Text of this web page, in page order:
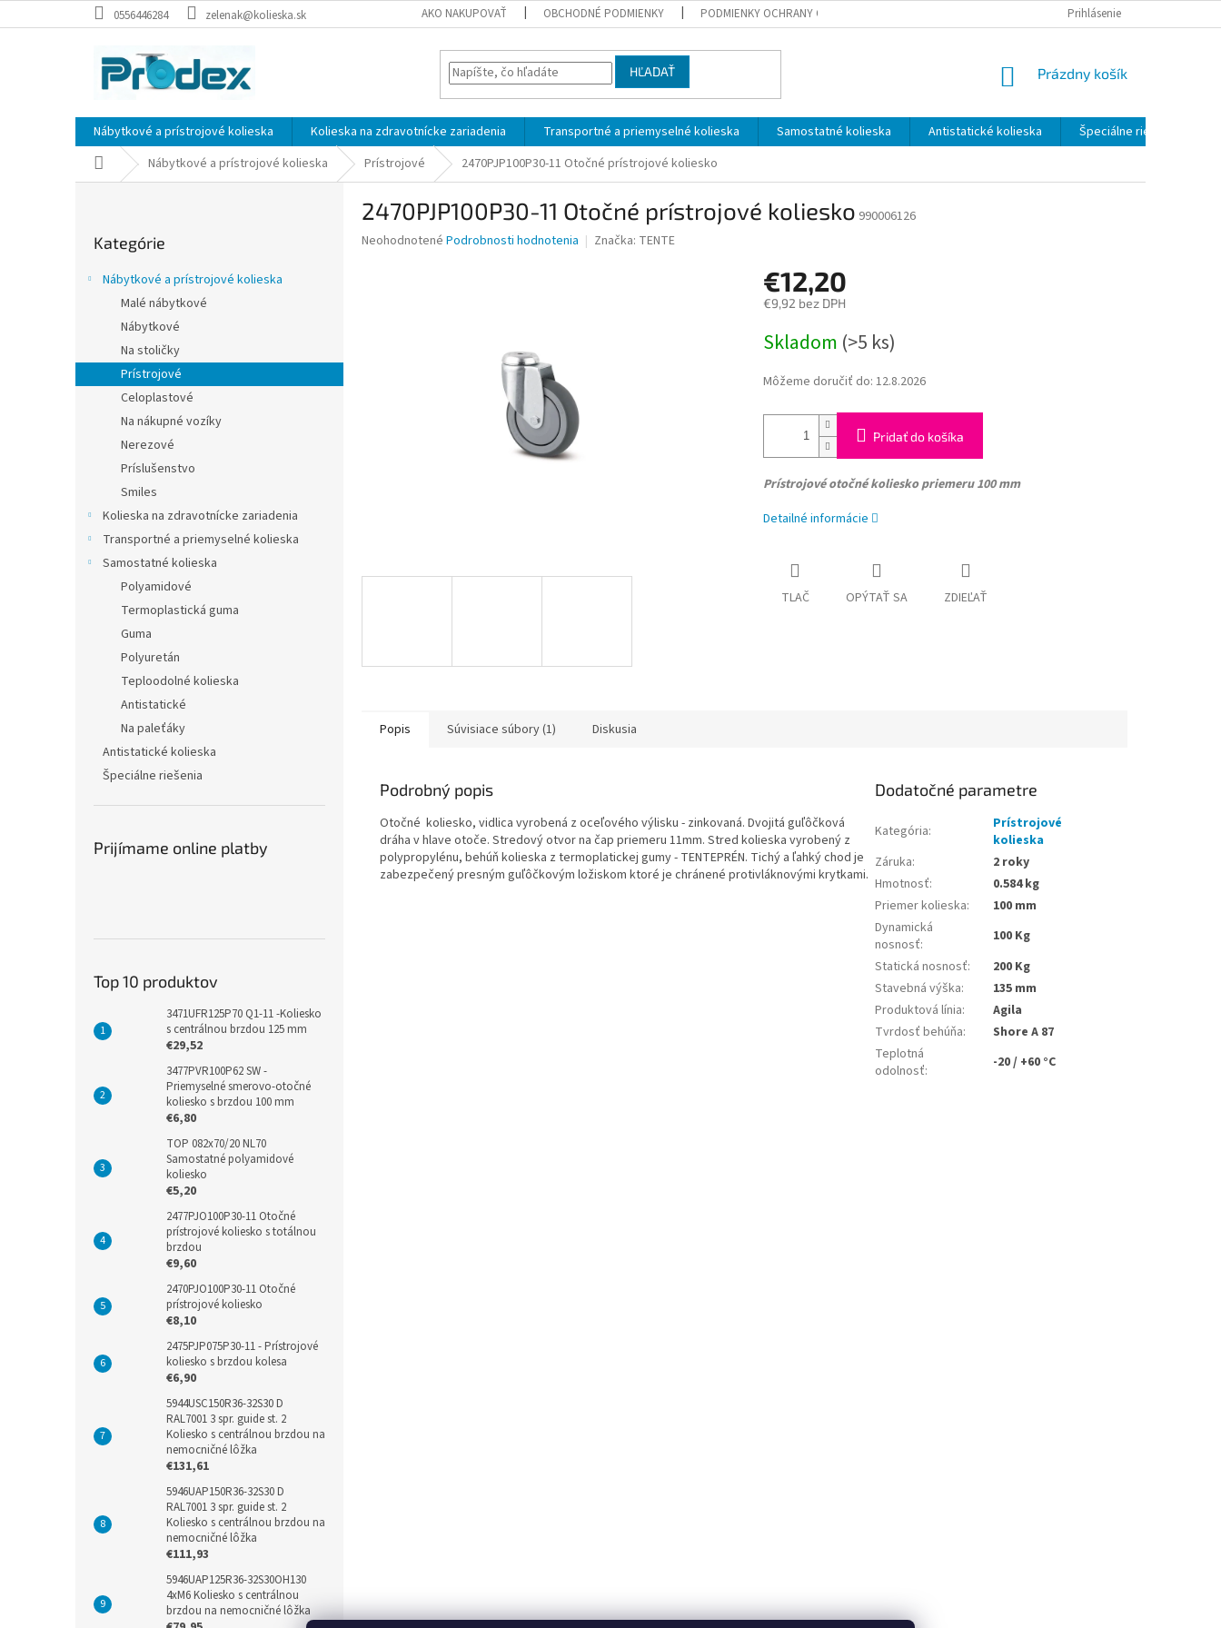
na
0556446284 zelenak@kolieska.sk AKO NAKUPOVAŤ OBCHODNÉ PODMIENKY PODMIENKY OCHRANY OSOBNÝCH ÚDAJOV ODSTÚPENIE OD ZMLUVY - FORMULÁR
Prihlásenie
HĽADAŤ
NÁKUPNÝ
Prázdny košík
Nábytkové a prístrojové kolieska Kolieska na zdravotnícke zariadenia Transportné a priemyselné kolieska Samostatné kolieska Antistatické kolieska Špeciálne riešenia
DomovNábytkové a prístrojové kolieska Prístrojové 2470PJP100P30-11 Otočné prístrojové koliesko
kategórie
Kategórie
Nábytkové a prístrojové kolieska
Malé nábytkové
Nábytkové
Na stoličky
Prístrojové
Celoplastové
Na nákupné vozíky
Nerezové
Príslušenstvo
Smiles
Kolieska na zdravotnícke zariadenia
Transportné a priemyselné kolieska
Samostatné kolieska
Polyamidové
Termoplastická guma
Guma
Polyuretán
Teploodolné kolieska
Antistatické
Na paleťáky
Antistatické kolieska
Špeciálne riešenia
Prijímame online platby
Top 10 produktov
3471UFR125P70 Q1-11 -Koliesko
s centrálnou brzdou 125 mm
€29,52
3477PVR100P62 SW -
Priemyselné smerovo-otočné
koliesko s brzdou 100 mm
€6,80
TOP 082x70/20 NL70
Samostatné polyamidové
koliesko
€5,20
2477PJO100P30-11 Otočné
prístrojové koliesko s totálnou
brzdou
€9,60
2470PJO100P30-11 Otočné
prístrojové koliesko
€8,10
2475PJP075P30-11 - Prístrojové
koliesko s brzdou kolesa
€6,90
5944USC150R36-32S30 D
RAL7001 3 spr. guide st. 2
Koliesko s centrálnou brzdou na
nemocničné lôžka
€131,61
5946UAP150R36-32S30 D
RAL7001 3 spr. guide st. 2
Koliesko s centrálnou brzdou na
nemocničné lôžka
€111,93
5946UAP125R36-32S30OH130
4xM6 Koliesko s centrálnou
brzdou na nemocničné lôžka
2470PJP100P30-11 Otočné prístrojové koliesko 990006126
Priemerné
Neohodnotené Podrobnosti hodnotenia Značka: TENTE
€12,20
€9,92 bez DPH
cena:
Skladom (>5 ks)
Môžeme doručiť do: 12.8.2026
Pridať do košíka
Prístrojové otočné kolieskopriemeru 100 mm
Detailné informácie
TLAČ OPÝTAŤ SA ZDIEĽAŤ
Popis Súvisiace súbory (1) Diskusia
Podrobný popis
Otočné koliesko, vidlica vyrobená z oceľového výlisku - zinkovaná. Dvojitá guľôčková
dráha v hlave otoče. Stredový otvor na čap priemeru 11mm. Stred kolieska vyrobený z
polypropylénu, behúň kolieska z termoplatickej gumy - TENTEPRÉN. Tichý a ľahký chod je
zabezpečený presným guľôčkovým ložiskom ktoré je chránené protivláknovými krytkami.
Dodatočné parametre
Kategória:
Prístrojové
kolieska
Záruka:
2 roky
Hmotnosť:
0.584 kg
Priemer kolieska:
100 mm
Dynamická
nosnosť:
100 Kg
Statická nosnosť:
200 Kg
Stavebná výška:
135 mm
Produktová línia:
Agila
Tvrdosť behúňa:
Shore A 87
Teplotná
odolnosť: -20 / +60 °C